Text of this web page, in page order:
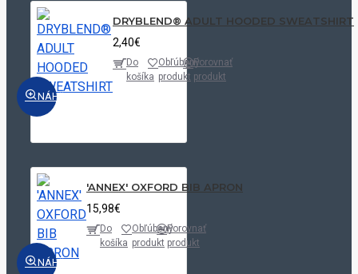
NÁHĽAD
DRYBLEND® ADULT HOODED SWEATSHIRT
2,40€
Do
košíka
Obľúbený
produkt
Porovnať
produkt
NÁHĽAD
'ANNEX' OXFORD BIB APRON
15,98€
Do
košíka
Obľúbený
produkt
Porovnať
produkt